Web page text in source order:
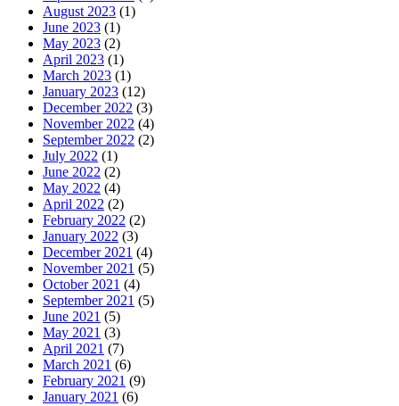
August 2023 (1)
June 2023 (1)
May 2023 (2)
April 2023 (1)
March 2023 (1)
January 2023 (12)
December 2022 (3)
November 2022 (4)
September 2022 (2)
July 2022 (1)
June 2022 (2)
May 2022 (4)
April 2022 (2)
February 2022 (2)
January 2022 (3)
December 2021 (4)
November 2021 (5)
October 2021 (4)
September 2021 (5)
June 2021 (5)
May 2021 (3)
April 2021 (7)
March 2021 (6)
February 2021 (9)
January 2021 (6)